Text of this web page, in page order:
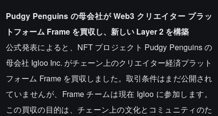
Pudgy Penguins の母会社が Web3 クリエイター プラッ
トフォーム Frame を買収し、新しい Layer 2 を構築
公式発表によると、NFT プロジェクト Pudgy Penguins の
母会社 Igloo Inc. がチェーン上のクリエイター経済プラット
フォーム Frame を買収しました。取引条件はまだ公開され
ていませんが、Frame チームは現在 Igloo に参加します。
この買収の目的は、チェーン上の文化とコミュニティのた